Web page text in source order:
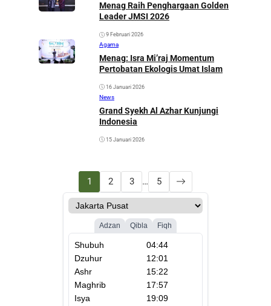
Menag Raih Penghargaan Golden
Leader JMSI 2026
9 Februari 2026
Agama
Menag: Isra Mi’raj Momentum
Pertobatan Ekologis Umat Islam
16 Januari 2026
News
Grand Syekh Al Azhar Kunjungi
Indonesia
15 Januari 2026
1 2 3 … 5